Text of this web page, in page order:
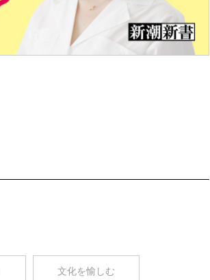
文化を愉しむ